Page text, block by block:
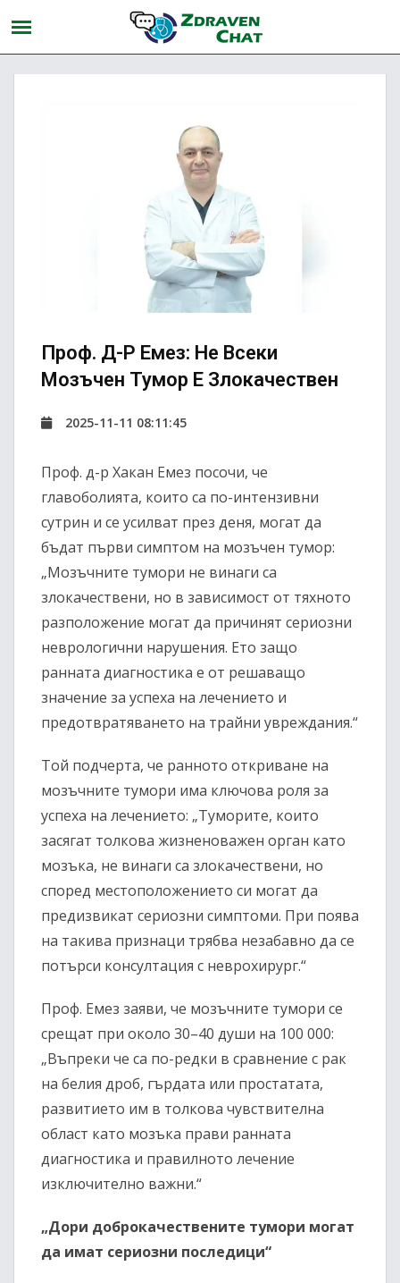
Проф. Д-Р Емез: Не Всеки
Мозъчен Тумор Е Злокачествен
2025-11-11 08:11:45
Проф. д-р Хакан Емез посочи, че
главоболията, които са по-интензивни
сутрин и се усилват през деня, могат да
бъдат първи симптом на мозъчен тумор:
„Мозъчните тумори не винаги са
злокачествени, но в зависимост от тяхното
разположение могат да причинят сериозни
неврологични нарушения. Ето защо
ранната диагностика е от решаващо
значение за успеха на лечението и
предотвратяването на трайни увреждания.“
Той подчерта, че ранното откриване на
мозъчните тумори има ключова роля за
успеха на лечението: „Туморите, които
засягат толкова жизненоважен орган като
мозъка, не винаги са злокачествени, но
според местоположението си могат да
предизвикат сериозни симптоми. При поява
на такива признаци трябва незабавно да се
потърси консултация с неврохирург.“
Проф. Емез заяви, че мозъчните тумори се
срещат при около 30–40 души на 100 000:
„Въпреки че са по-редки в сравнение с рак
на белия дроб, гърдата или простатата,
развитието им в толкова чувствителна
област като мозъка прави ранната
диагностика и правилното лечение
изключително важни.“
„Дори доброкачествените тумори могат
да имат сериозни последици“